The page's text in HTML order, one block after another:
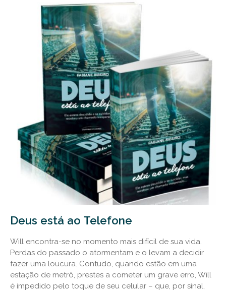
Deus está ao Telefone
Will encontra-se no momento mais difícil de sua vida.
Perdas do passado o atormentam e o levam a decidir
fazer uma loucura. Contudo, quando estão em uma
estação de metrô, prestes a cometer um grave erro, Will
é impedido pelo toque de seu celular – que, por sinal,